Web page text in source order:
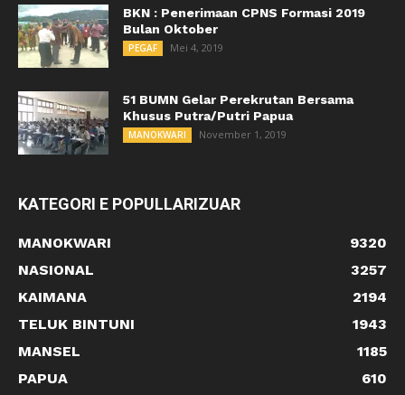
BKN : Penerimaan CPNS Formasi 2019
Bulan Oktober
PEGAF Mei 4, 2019
51 BUMN Gelar Perekrutan Bersama
Khusus Putra/Putri Papua
MANOKWARI November 1, 2019
KATEGORI E POPULLARIZUAR
MANOKWARI
9320
NASIONAL
3257
KAIMANA
2194
TELUK BINTUNI
1943
MANSEL
1185
PAPUA
610